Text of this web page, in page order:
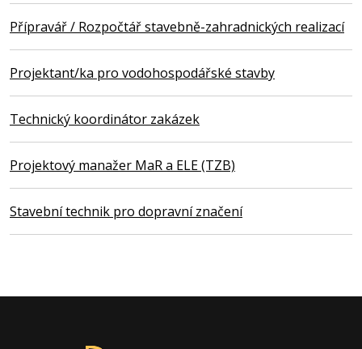
Přípravář / Rozpočtář stavebně-zahradnických realizací
Projektant/ka pro vodohospodářské stavby
Technický koordinátor zakázek
Projektový manažer MaR a ELE (TZB)
Stavební technik pro dopravní značení